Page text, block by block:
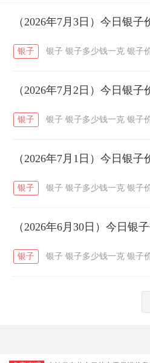
开国纪念币 大清银
菜百 周生生 周
六福 / 金至尊 / 潮
（2026年7月3日）今日银
银子 银子 银子多少钱一克 银子
（2026年7月2日）今日银
银子 银子 银子多少钱一克 银子
（2026年7月1日）今日银
银子 银子 银子多少钱一克 银子
（2026年6月30日）今日银
银子 银子 银子多少钱一克 银子